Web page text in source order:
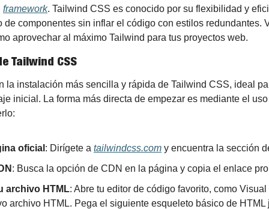
framework. Tailwind CSS es conocido por su flexibilidad y
de componentes sin inflar el código con estilos redundantes.
aprovechar al máximo Tailwind para tus proyectos web.
Tailwind CSS
la instalación más sencilla y rápida de Tailwind CSS, ideal
inicial. La forma más directa de empezar es mediante el
oficial : Dirígete a tailwindcss.com y encuentra la sección
: Busca la opción de CDN en la página y copia el enlace
archivo HTML: Abre tu editor de código favorito, como
archivo HTML. Pega el siguiente esqueleto básico de HTML